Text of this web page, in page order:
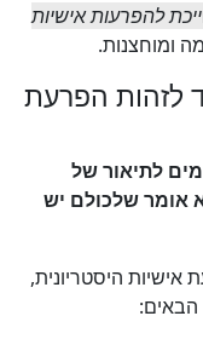
להפרעות אישיות
לזהות הפרעת
לתיאור של
אומר שלכולם יש
היסטריונית,
הבאים: